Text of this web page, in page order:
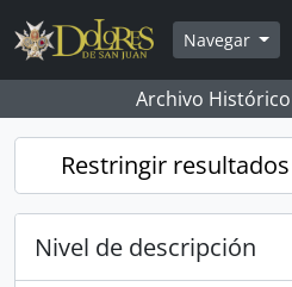
Skip to main content
Navegar
Archivo
Restringir
Nivel de descripción